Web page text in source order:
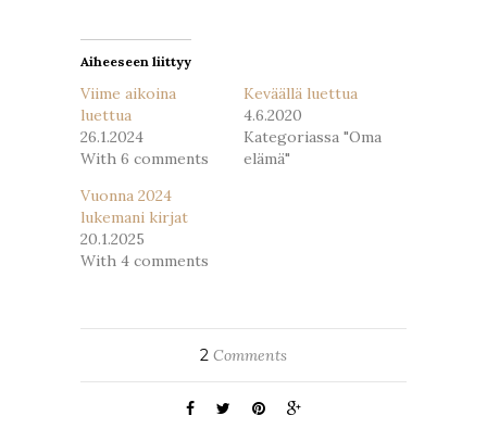
Aiheeseen liittyy
Viime aikoina
luettua
26.1.2024
With 6 comments
Keväällä luettua
4.6.2020
Kategoriassa "Oma
elämä"
Vuonna 2024
lukemani kirjat
20.1.2025
With 4 comments
2 Comments